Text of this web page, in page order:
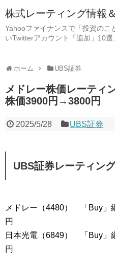
株式レーティング情報
Yahooファイナンスで「投資のこ
いTwitterアカウント「追加」10選
ホーム UBS証券
メドレー株価レーテ
株価3900円→3800円
2025/5/28 UBS証券
UBS証券レーティング
メドレー（4480） 「Buy
円
日本光電（6849） 「Buy
円